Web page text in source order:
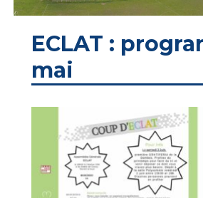
ECLAT :
mai